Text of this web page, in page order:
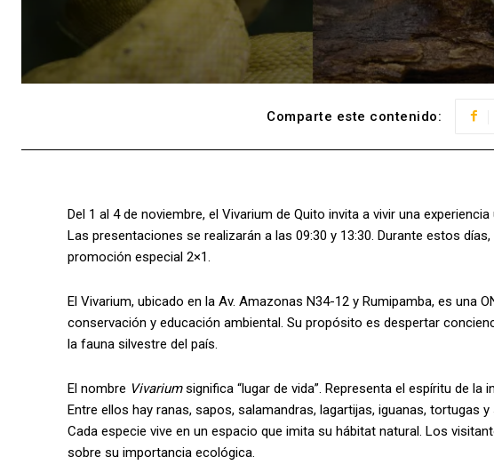
Comparte este contenido:
Del 1 al 4 de noviembre, el Vivarium de Quito invita a vivir una
Las presentaciones se realizarán a las 09:30 y 13:30. Durante estos
promoción especial 2×1.
El Vivarium, ubicado en la Av. Amazonas N34-12 y Rumipamba, es una
conservación y educación ambiental. Su propósito es despertar
la fauna silvestre del país.
El nombre Vivariumsignifica “lugar de vida”. Representa el espíritu de la
Entre ellos hay ranas, sapos, salamandras, lagartijas, iguanas, tortugas
Cada especie vive en un espacio que imita su hábitat natural. Los
sobre su importancia ecológica.